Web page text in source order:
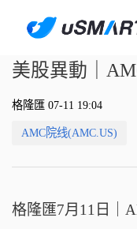
美股異動｜
格隆匯 07-11 19:04
AMC院线(AMC.US)
格隆匯7月11日｜